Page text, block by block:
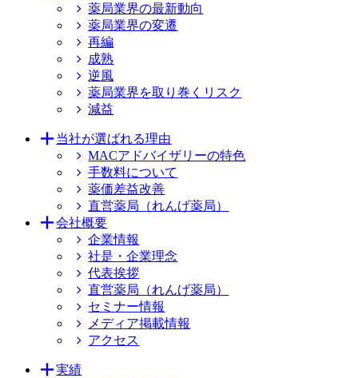
薬局業界の最新動向
薬局業界の変遷
再編
成熟
逆風
薬局業界を取り巻くリスク
減益
当社が選ばれる理由
MACアドバイザリーの特色
手数料について
薬価差益改善
直営薬局（れんげ薬局）
会社概要
企業情報
社是・企業理念
代表挨拶
直営薬局（れんげ薬局）
セミナー情報
メディア掲載情報
アクセス
実績